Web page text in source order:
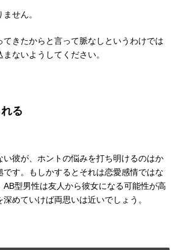
せん。
てきたからと言って脈なしというわけでは
ないようしてください。
る
彼が、ホントの悩みを打ち明けるのはか
です。もしかするとそれは恋愛感情ではな
AB型男性は友人から彼女になる可能性が高
めていけば両思いは近いでしょう。